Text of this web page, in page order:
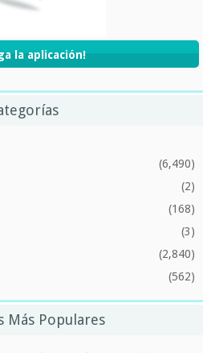
la aplicación!
(6,490)
(2)
(168)
(3)
(2,840)
(562)
Más Populares